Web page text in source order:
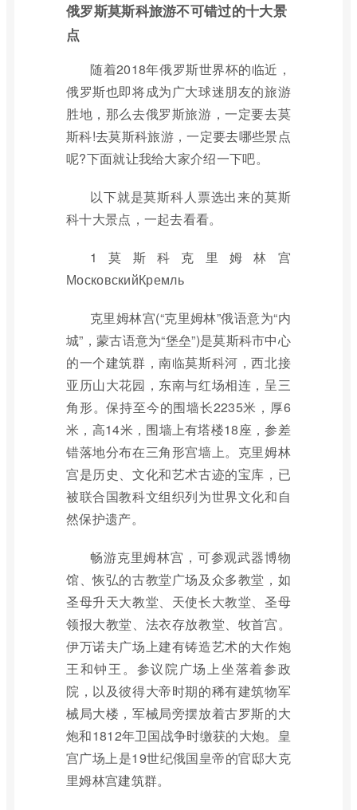
俄罗斯莫斯科旅游不可错过的十大景
点
随着2018年俄罗斯世界杯的临近，
俄罗斯也即将成为广大球迷朋友的旅游
胜地，那么去俄罗斯旅游，一定要去莫
斯科!去莫斯科旅游，一定要去哪些景点
呢?下面就让我给大家介绍一下吧。
以下就是莫斯科人票选出来的莫斯
科十大景点，一起去看看。
1莫斯科克里姆林宫
МосковскийКремль
克里姆林宫(“克里姆林”俄语意为“内
城”，蒙古语意为“堡垒”)是莫斯科市中心
的一个建筑群，南临莫斯科河，西北接
亚历山大花园，东南与红场相连，呈三
角形。保持至今的围墙长2235米，厚6
米，高14米，围墙上有塔楼18座，参差
错落地分布在三角形宫墙上。克里姆林
宫是历史、文化和艺术古迹的宝库，已
被联合国教科文组织列为世界文化和自
然保护遗产。
畅游克里姆林宫，可参观武器博物
馆、恢弘的古教堂广场及众多教堂，如
圣母升天大教堂、天使长大教堂、圣母
领报大教堂、法衣存放教堂、牧首宫。
伊万诺夫广场上建有铸造艺术的大作炮
王和钟王。参议院广场上坐落着参政
院，以及彼得大帝时期的稀有建筑物军
械局大楼，军械局旁摆放着古罗斯的大
炮和1812年卫国战争时缴获的大炮。皇
宫广场上是19世纪俄国皇帝的官邸大克
里姆林宫建筑群。